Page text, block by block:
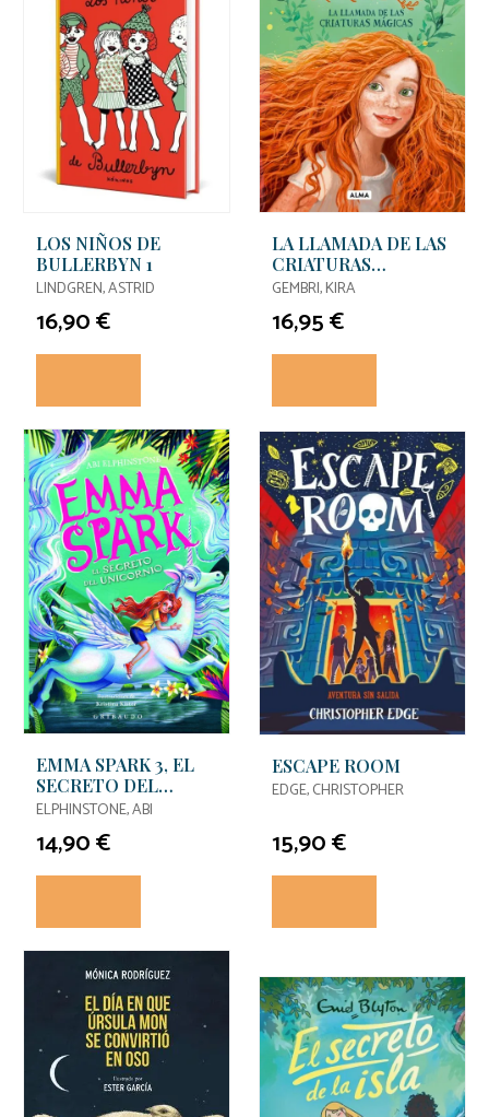
LOS NIÑOS DE
BULLERBYN 1
LINDGREN, ASTRID
16,90 €
LA LLAMADA DE LAS
CRIATURAS
MÁGICAS
GEMBRI, KIRA
16,95 €
EMMA SPARK 3, EL
SECRETO DEL
UNICORNIO
ELPHINSTONE, ABI
14,90 €
ESCAPE ROOM
EDGE, CHRISTOPHER
15,90 €